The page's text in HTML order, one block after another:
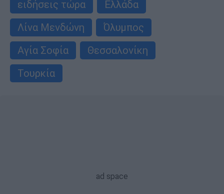
ειδήσεις τώρα
Ελλάδα
Λίνα Μενδώνη
Όλυμπος
Αγία Σοφία
Θεσσαλονίκη
Τουρκία